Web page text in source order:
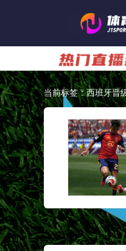
当前标签：西班牙晋